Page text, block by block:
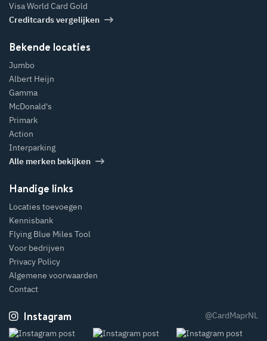
Visa World Card Gold
Creditcards vergelijken
Bekende locaties
Jumbo
Albert Heijn
Gamma
McDonald's
Primark
Action
Interparking
Alle merken bekijken
Handige links
Locaties toevoegen
Kennisbank
Flying Blue Miles Tool
Voor bedrijven
Privacy Policy
Algemene voorwaarden
Contact
Instagram @CardMaprNL